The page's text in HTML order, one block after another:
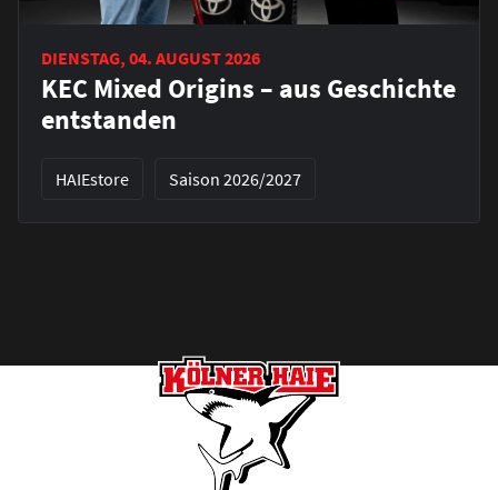
DIENSTAG, 04. AUGUST 2026
KEC Mixed Origins – aus Geschichte
entstanden
HAIEstore Saison 2026/2027